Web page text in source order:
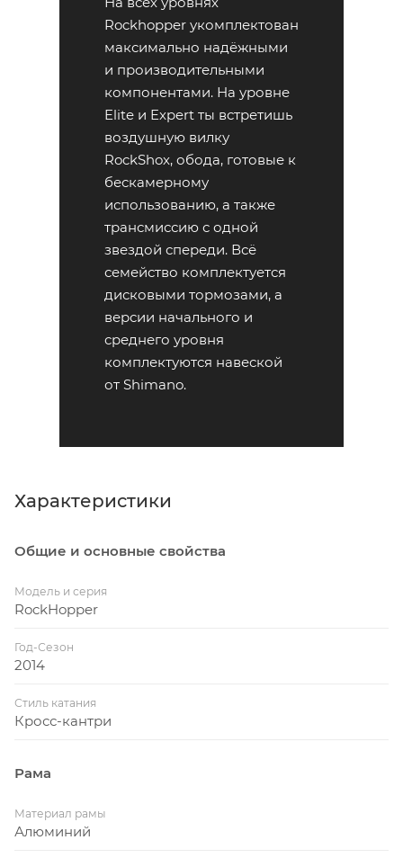
Rockhopper укомплектован
максимально надёжными
и производительными
компонентами. На уровне
Elite и Expert ты встретишь
воздушную вилку
RockShox, обода, готовые к
бескамерному
использованию, а также
трансмиссию с одной
звездой спереди. Всё
семейство комплектуется
дисковыми тормозами, а
версии начального и
среднего уровня
комплектуются навеской
от Shimano.
Характеристики
Общие и основные свойства
Модель и серия
RockHopper
Год-Сезон
2014
Стиль катания
Кросс-кантри
Рама
Материал рамы
Алюминий